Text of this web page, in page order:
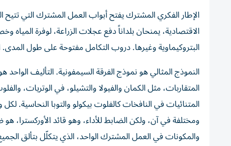
الإطار الفكري المشترك يفتح أبواب العمل المشترك التي تتيح
الاقتصادية، يمنحان بلداناً دفع عجلات الزراعة، لوفرة المياه
البتروكيماوية وغيرها. دروب التكامل مفتوحة على طول
النموذج المثالي هو نموذج الفرقة السيمفونية. التأليف
المتقاربات، مثل الكمان والفيولا والتشيلو، في الوتريات،
المتنائيات في النافخات كالفلوت بيكولو والتوبا النحاسية.
ومختلفة في آن، ولكن الضابط للأداء، وهو قائد الأوركسترا،
والمكونات في العمل المشترك الواحد، الذي يتكلّل بتألق